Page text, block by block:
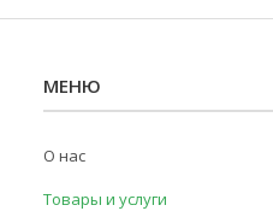
О нас
Товары и услуги